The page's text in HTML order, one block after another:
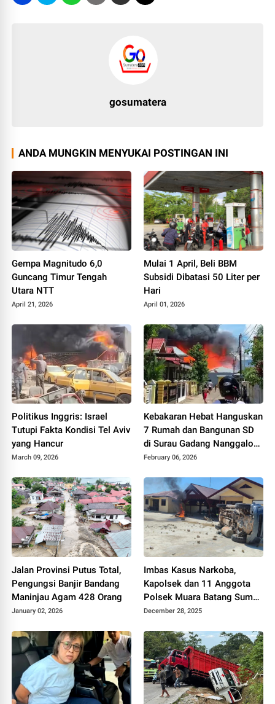
gosumatera
ANDA MUNGKIN MENYUKAI POSTINGAN INI
Gempa Magnitudo 6,0
Guncang Timur Tengah
Utara NTT
April 21, 2026
Mulai 1 April, Beli BBM
Subsidi Dibatasi 50 Liter per
Hari
April 01, 2026
Politikus Inggris: Israel
Tutupi Fakta Kondisi Tel Aviv
yang Hancur
March 09, 2026
Kebakaran Hebat Hanguskan
7 Rumah dan Bangunan SD
di Surau Gadang Nanggalo
Padang
February 06, 2026
Jalan Provinsi Putus Total,
Pengungsi Banjir Bandang
Maninjau Agam 428 Orang
January 02, 2026
Imbas Kasus Narkoba,
Kapolsek dan 11 Anggota
Polsek Muara Batang Sumut
Dicopot
December 28, 2025